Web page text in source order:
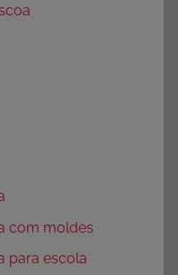
com moldes
para escola